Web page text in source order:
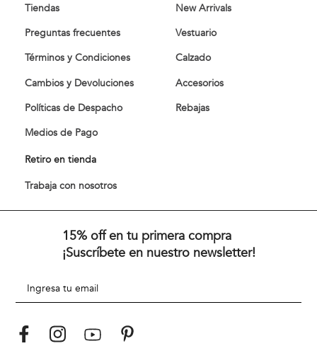
Tiendas
Preguntas frecuentes
Términos y Condiciones
Cambios y Devoluciones
Políticas de Despacho
Medios de Pago
Retiro en tienda
Trabaja con nosotros
New Arrivals
Vestuario
Calzado
Accesorios
Rebajas
15% off en tu primera compra
¡Suscríbete en nuestro newsletter!